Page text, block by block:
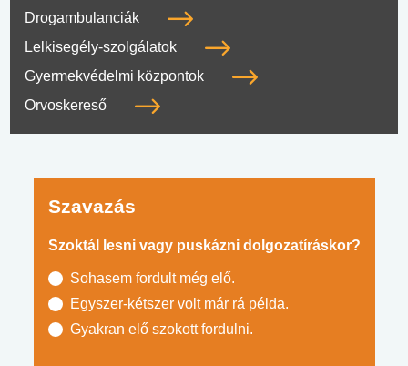
Drogambulanciák
Lelkisegély-szolgálatok
Gyermekvédelmi központok
Orvoskereső
Szavazás
Szoktál lesni vagy puskázni dolgozatíráskor?
Sohasem fordult még elő.
Egyszer-kétszer volt már rá példa.
Gyakran elő szokott fordulni.